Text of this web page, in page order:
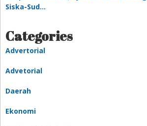
Siska-Sud…
Categories
Advertorial
Advetorial
Daerah
Ekonomi